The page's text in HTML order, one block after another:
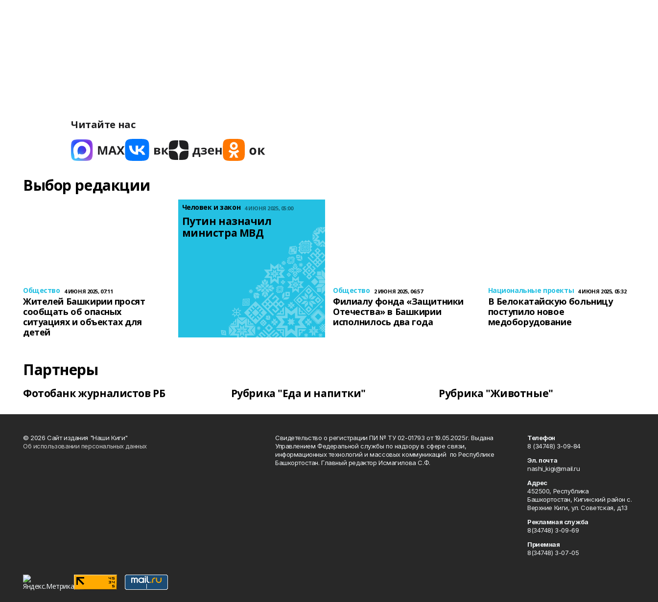
Читайте нас
Выбор редакции
Общество 4 ИЮНЯ 2025, 07:11
Жителей Башкирии просят
сообщать об опасных
ситуациях и объектах для
детей
Человек и закон 4 ИЮНЯ 2025, 05:00
Путин назначил
министра МВД
Общество 2 ИЮНЯ 2025, 06:57
Филиалу фонда «Защитники
Отечества» в Башкирии
исполнилось два года
Национальные проекты 4 ИЮНЯ 2025, 05:32
В Белокатайскую больницу
поступило новое
медоборудование
Партнеры
Фотобанк журналистов РБ Рубрика "Еда и напитки" Рубрика "Животные"
© 2026 Сайт издания "Наши Киги"
Об использовании персональных данных
Свидетельство о регистрации ПИ № ТУ 02-01793 от 19.05.2025г. Выдана
Управлением Федеральной службы по надзору в сфере связи,
информационных технологий и массовых коммуникаций по Республике
Башкортостан. Главный редактор Исмагилова С.Ф.
Телефон
8 (34748) 3-09-84
Эл. почта
nashi_kigi@mail.ru
Адрес
452500, Республика
Башкортостан, Кигинский район с.
Верхние Киги, ул. Советская, д.13
Рекламная служба
8(34748) 3-09-69
Приемная
8(34748) 3-07-05